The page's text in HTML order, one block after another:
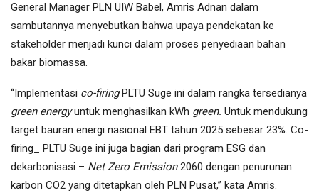
General Manager PLN UIW Babel, Amris Adnan dalam
sambutannya menyebutkan bahwa upaya pendekatan ke
stakeholder menjadi kunci dalam proses penyediaan bahan
bakar biomassa.
“Implementasi co-firingPLTU Suge ini dalam rangka tersedianya
green energyuntuk menghasilkan kWh green. Untuk mendukung
target bauran energi nasional EBT tahun 2025 sebesar 23%. Co-
firing_ PLTU Suge ini juga bagian dari program ESG dan
dekarbonisasi – Net Zero Emission2060 dengan penurunan
karbon CO2 yang ditetapkan oleh PLN Pusat,” kata Amris.